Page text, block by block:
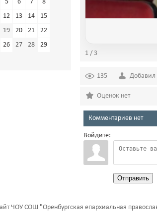
5 6 7
8
12 13 14
15
19 20 21
22
26 27 28
29
1 / 3
135 Добавил
Оценок нет
Комментариев нет
Войдите:
Отправить
ЧОУ СОШ "Оренбургская епархиальная